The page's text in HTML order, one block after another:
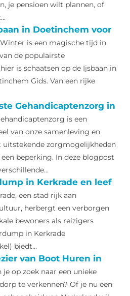
je pensioen wilt plannen, of
in Doetinchem voor
Winter is een magische tijd in
de populairste
is schaatsen op de Ijsbaan in
Gids. Van een rijke
Gehandicaptenzorg in
is een
van onze samenleving en
uitstekende zorgmogelijkheden
beperking. In deze blogpost
in Kerkrade en leef
een stad rijk aan
herbergt een verborgen
bewoners als reizigers
in Kerkrade
biedt...
van Boot Huren in
je op zoek naar een unieke
te verkennen? Of je nu een